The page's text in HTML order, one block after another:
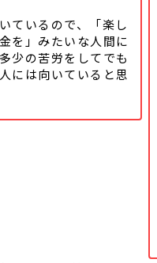
ているので、「楽し
を」みたいな人間に
少の苦労をしてでも
には向いていると思